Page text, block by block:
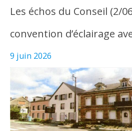
Les échos du Conseil (2/
convention d’éclairage
9 juin 2026